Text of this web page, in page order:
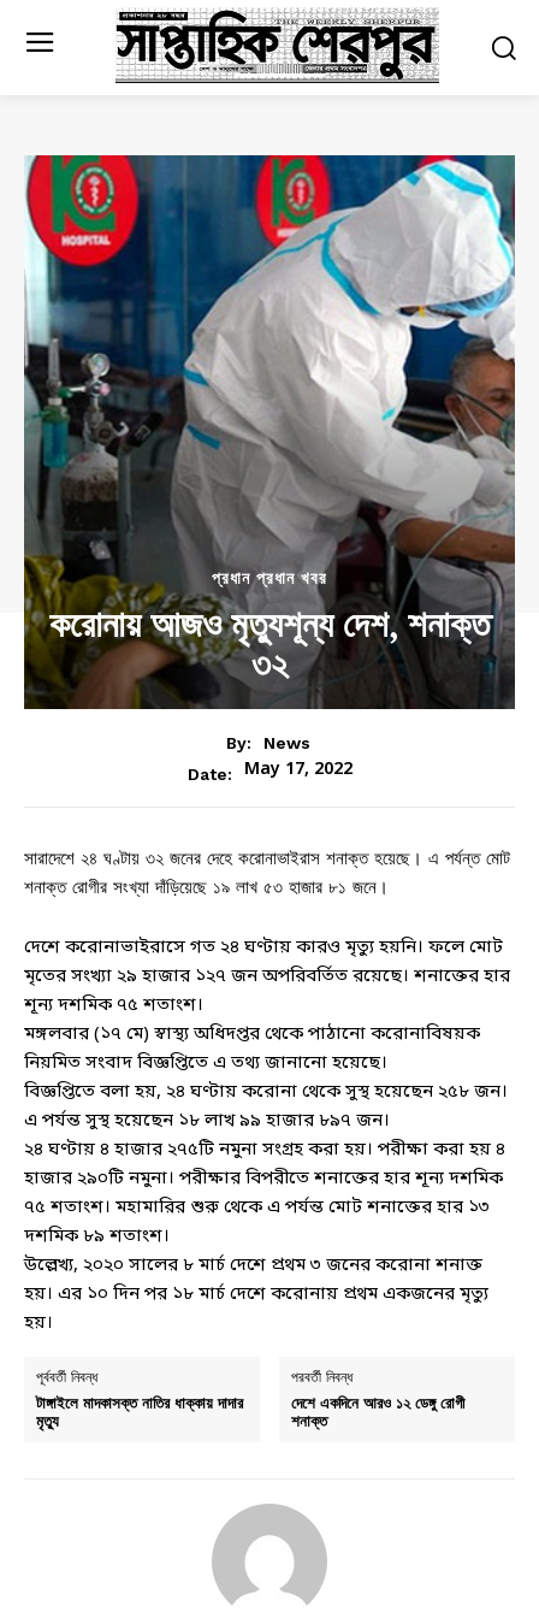
প্রধান প্রধান খবর
করোনায় আজও মৃত্যুশূন্য দেশ, শনাক্ত
৩২
By:
News
Date:
May 17, 2022
সারাদেশে ২৪ ঘণ্টায় ৩২ জনের দেহে করোনাভাইরাস শনাক্ত হয়েছে। এ পর্যন্ত মোট
শনাক্ত রোগীর সংখ্যা দাঁড়িয়েছে ১৯ লাখ ৫৩ হাজার ৮১ জনে।
দেশে করোনাভাইরাসে গত ২৪ ঘণ্টায় কারও মৃত্যু হয়নি। ফলে মোট
মৃতের সংখ্যা ২৯ হাজার ১২৭ জন অপরিবর্তিত রয়েছে। শনাক্তের হার
শূন্য দশমিক ৭৫ শতাংশ।
মঙ্গলবার (১৭ মে) স্বাস্থ্য অধিদপ্তর থেকে পাঠানো করোনাবিষয়ক
নিয়মিত সংবাদ বিজ্ঞপ্তিতে এ তথ্য জানানো হয়েছে।
বিজ্ঞপ্তিতে বলা হয়, ২৪ ঘণ্টায় করোনা থেকে সুস্থ হয়েছেন ২৫৮ জন।
এ পর্যন্ত সুস্থ হয়েছেন ১৮ লাখ ৯৯ হাজার ৮৯৭ জন।
২৪ ঘণ্টায় ৪ হাজার ২৭৫টি নমুনা সংগ্রহ করা হয়। পরীক্ষা করা হয় ৪
হাজার ২৯০টি নমুনা। পরীক্ষার বিপরীতে শনাক্তের হার শূন্য দশমিক
৭৫ শতাংশ। মহামারির শুরু থেকে এ পর্যন্ত মোট শনাক্তের হার ১৩
দশমিক ৮৯ শতাংশ।
উল্লেখ্য, ২০২০ সালের ৮ মার্চ দেশে প্রথম ৩ জনের করোনা শনাক্ত
হয়। এর ১০ দিন পর ১৮ মার্চ দেশে করোনায় প্রথম একজনের মৃত্যু
হয়।
পূর্ববর্তী নিবন্ধ
টাঙ্গাইলে মাদকাসক্ত নাতির ধাক্কায় দাদার
মৃত্যু
পরবর্তী নিবন্ধ
দেশে একদিনে আরও ১২ ডেঙ্গু রোগী
শনাক্ত